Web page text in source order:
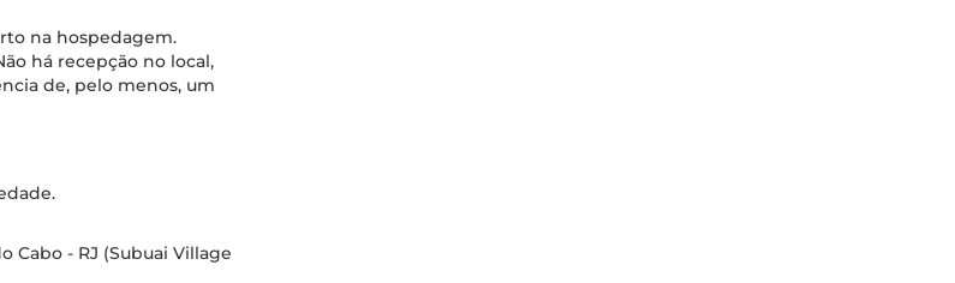
na hospedagem.
há recepção no local,
de, pelo menos, um
Cabo - RJ (Subuai Village